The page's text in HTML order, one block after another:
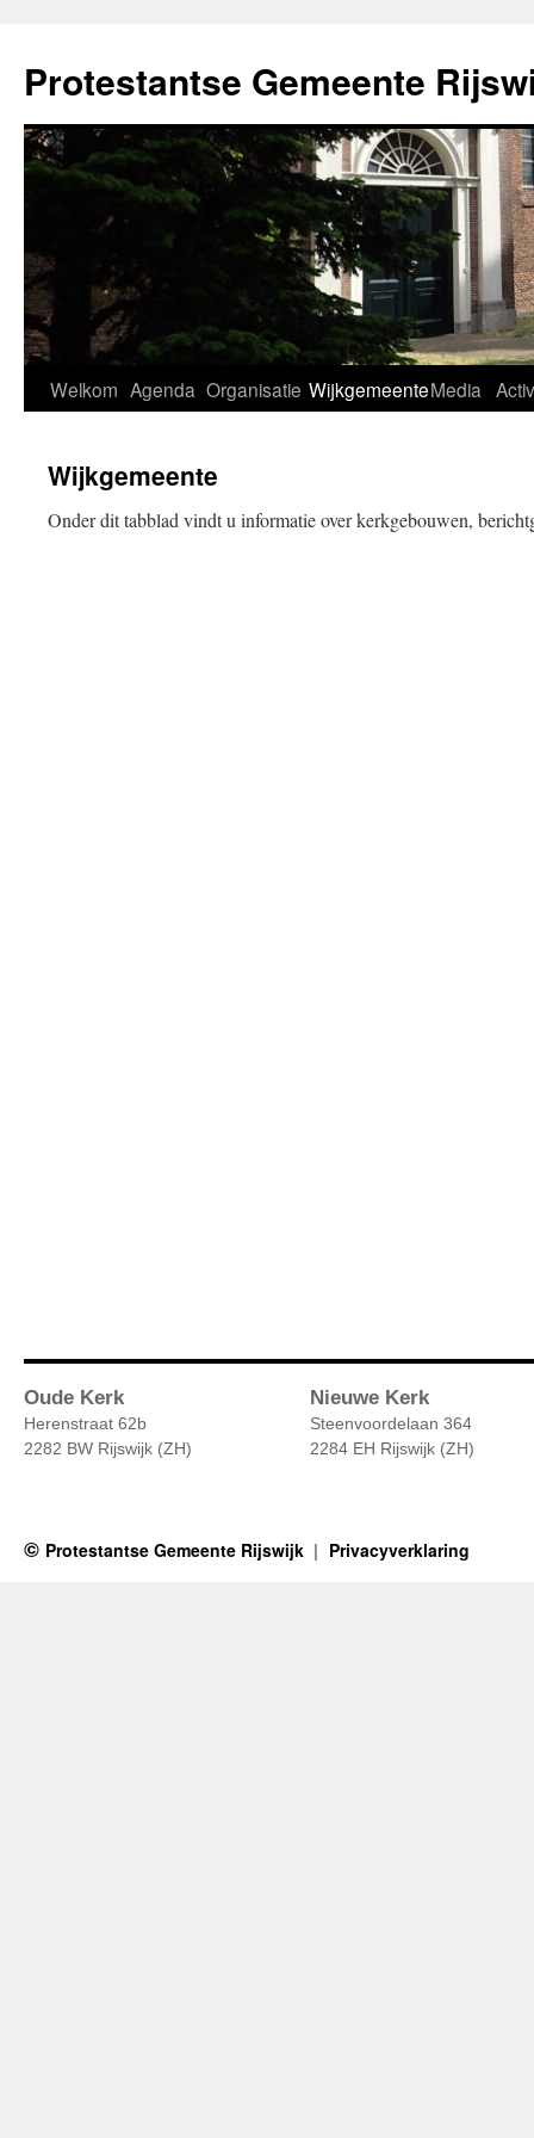
de
inhoud
Protestantse Gemeente
Welkom Agenda Organisatie WijkgemeenteMedia
Wijkgemeente
Onder dit tabblad vindt u informatie over kerkgebouwen,
Oude Kerk
Herenstraat 62b
2282 BW Rijswijk (ZH)
Nieuwe Kerk
Steenvoordelaan 364
2284 EH Rijswijk (ZH)
Protestantse Gemeente Rijswijk Privacyverklaring